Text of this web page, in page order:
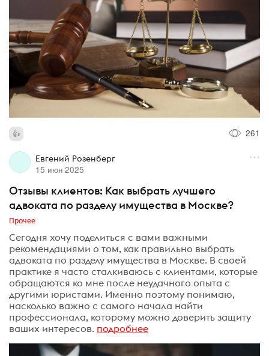
261
Евгений Розенберг
15 июн 2025
Отзывы клиентов: Как выбрать лучшего
адвоката по разделу имущества в Москве?
Прочее
Сегодня хочу поделиться с вами важными
рекомендациями о том, как правильно выбрать
адвоката по разделу имущества в Москве. В своей
практике я часто сталкиваюсь с клиентами, которые
обращаются ко мне после неудачного опыта с
другими юристами. Именно поэтому понимаю,
насколько важно с самого начала найти
профессионала, которому можно доверить защиту
ваших интересов. подробнее